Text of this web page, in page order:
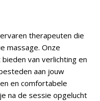
therapeuten die
massage. Onze
van verlichting en
aan jouw
en comfortabele
na de sessie opgelucht